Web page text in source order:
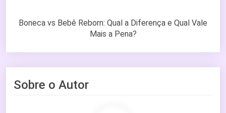
Boneca vs Bebê Reborn: Qual a Diferença e Qual Vale
Mais a Pena?
Sobre o Autor